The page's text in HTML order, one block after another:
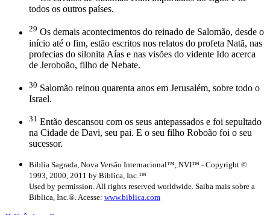
todos os outros países.
29 Os demais acontecimentos do reinado de Salomão, desde o
início até o fim, estão escritos nos relatos do profeta Natã, nas
profecias do silonita Aías e nas visões do vidente Ido acerca
de Jeroboão, filho de Nebate.
30 Salomão reinou quarenta anos em Jerusalém, sobre todo o
Israel.
31 Então descansou com os seus antepassados e foi sepultado
na Cidade de Davi, seu pai. E o seu filho Roboão foi o seu
sucessor.
Biblia Sagrada, Nova Versão Internacional™, NVI™ - Copyright ©
1993, 2000, 2011 by Biblica, Inc.™
Used by permission. All rights reserved worldwide. Saiba mais sobre a
Biblica, Inc.®. Acesse: www.biblica.com